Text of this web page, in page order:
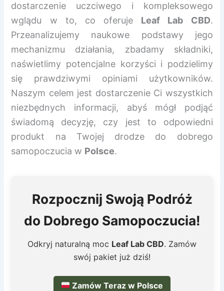
dostarczenie uczciwego i kompleksowego
wglądu w to, co oferuje Leaf Lab CBD.
Przeanalizujemy naukowe podstawy jego
mechanizmu działania, zbadamy składniki,
naświetlimy potencjalne korzyści i podzielimy
się prawdziwymi opiniami użytkowników.
Naszym celem jest dostarczenie Ci wszystkich
niezbędnych informacji, abyś mógł podjąć
świadomą decyzję, czy jest to odpowiedni
produkt na Twojej drodze do dobrego
samopoczucia w Polsce.
Rozpocznij Swoją Podróż
do Dobrego Samopoczucia!
Odkryj naturalną moc Leaf Lab CBD. Zamów
swój pakiet już dziś!
Zamów Teraz w Polsce